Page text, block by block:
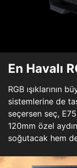
En Havalı
RGB ışıklarının
sistemlerine de
seçersen seç,
120mm özel
soğutacak hem